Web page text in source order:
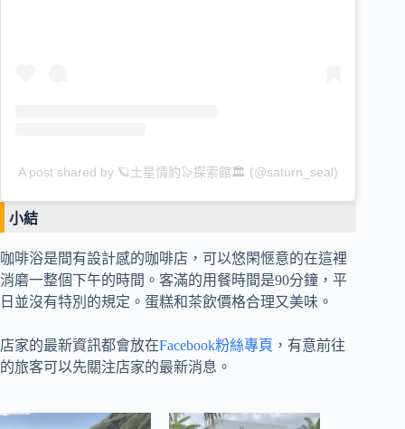
A post shared by 🪐土星情豹🦭探索館🏛️ (@saturn_seal)
小結
咖啡浴是間有設計感的咖啡店，可以悠閑愜意的在這裡
消磨一整個下午的時間。客滿的用餐時間是90分鐘，平
日並沒有特別的規定。蛋糕和茶飲價格合理又美味。
店家的最新資訊都會放在Facebook粉絲專頁 ，有意前往
的旅客可以先關注店家的最新消息。